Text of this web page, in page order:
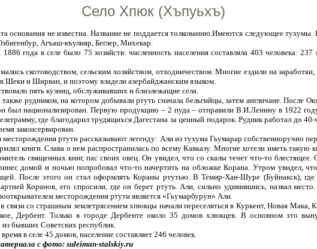
Село Хпюк (Хъпуьхъ)
основания не известна. Название не поддается толкованию.Имеются следующее тухумы.
Агъаш-къулияр, Беглер, Михекар.
года в селе было 75 хозяйств: численность населения составляла 403 человека:
скотоводством, сельским хозяйством, отходничеством. Многие ездили на
Шеки и Ширван, и поэтому владели азербайджанским языком.
пять кузниц, обслуживавших и близлежащие села.
рудником, на котором добывали ртуть сначала бельгийцы, затем англичане. После
был национализирован. Первую продукцию – 2 пуда – отправили В.И.Ленину в 1922
где благодарил трудящихся Дагестана за ценный подарок. Рудник работал до
законсервирован.
ртути рассказывают легенду: Али из тухума Гьумарар собственноручно
книги. Слава о нем распространилась по всему Кавказу. Многие хотели иметь такую
священных книг, пас своих овец. Он увидел, что со скалы течет что-то блестящее.
домой и ночью попробовал что-то начертить на обложке Корана. Утром увидел,
После этого он стал оформлять Кораны ртутью. В Темир-Хан-Шуре (Буйнакск),
Коранов, его спросили, где он берет ртуть. Али, сильно удивившись, назвал место.
месторождения ртути является «Гьумарбурун» Али.
связи со страшным землетрясением хпюкцы начали переселяться в Куркент, Новая Мака,
Дербент. Только в городе Дербенте около 35 домов хлюкцев. В основном это
из бывших Советских республик.
в селе 45 домов, население составляет 246 человек.
с фото: suleiman-stalskiy.ru